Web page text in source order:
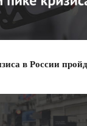
в России